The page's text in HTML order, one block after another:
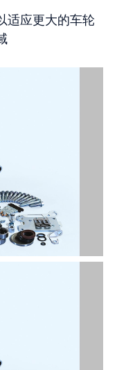
适应更大的车轮